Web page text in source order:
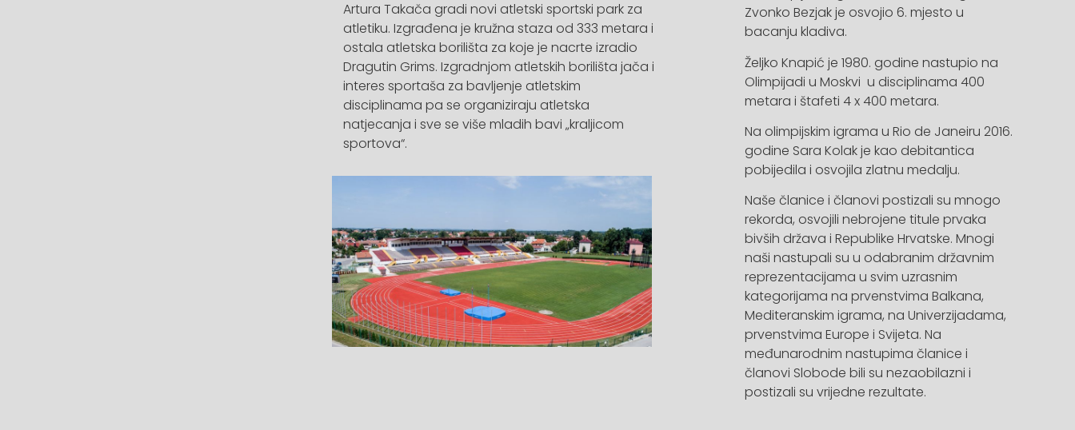
Artura Takača gradi novi atletski sportski park za
atletiku. Izgrađena je kružna staza od 333 metara i
ostala atletska borilišta za koje je nacrte izradio
Dragutin Grims. Izgradnjom atletskih borilišta jača i
interes sportaša za bavljenje atletskim
disciplinama pa se organiziraju atletska
natjecanja i sve se više mladih bavi „kraljicom
sportova“.
Zvonko Bezjak je osvojio 6. mjesto u
bacanju kladiva.
Željko Knapić je 1980. godine nastupio na
Olimpijadi u Moskvi u disciplinama 400
metara i štafeti 4 x 400 metara.
Na olimpijskim igrama u Rio de Janeiru 2016.
godine Sara Kolak je kao debitantica
pobijedila i osvojila zlatnu medalju.
Naše članice i članovi postizali su mnogo
rekorda, osvojili nebrojene titule prvaka
bivših država i Republike Hrvatske. Mnogi
naši nastupali su u odabranim državnim
reprezentacijama u svim uzrasnim
kategorijama na prvenstvima Balkana,
Mediteranskim igrama, na Univerzijadama,
prvenstvima Europe i Svijeta. Na
međunarodnim nastupima članice i
članovi Slobode bili su nezaobilazni i
postizali su vrijedne rezultate.